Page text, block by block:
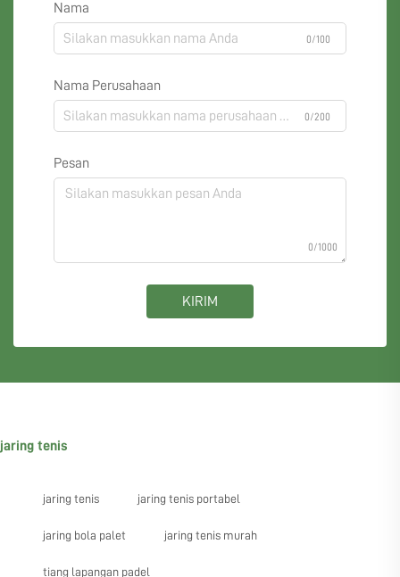
Nama
0/100
Nama Perusahaan
0/200
Pesan
0/1000
KIRIM
jaring tenis
jaring tenis jaring tenis portabel
jaring bola palet jaring tenis murah
tiang lapangan padel